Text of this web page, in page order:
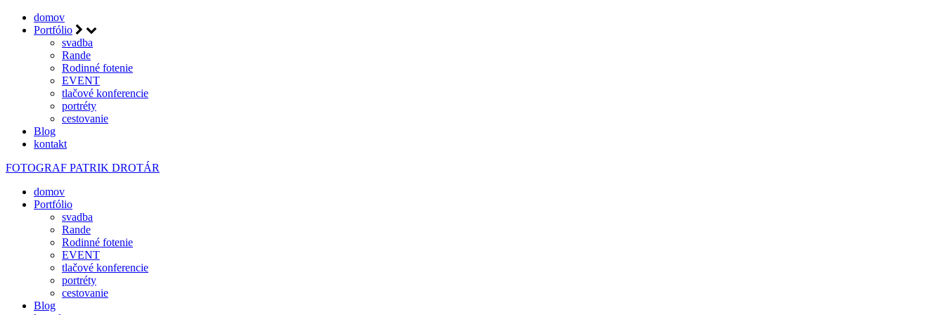
domov
Portfólio
svadba
Rande
Rodinné fotenie
EVENT
tlačové konferencie
portréty
cestovanie
Blog
kontakt
FOTOGRAF PATRIK DROTÁR
domov
Portfólio
svadba
Rande
Rodinné fotenie
EVENT
tlačové konferencie
portréty
cestovanie
Blog